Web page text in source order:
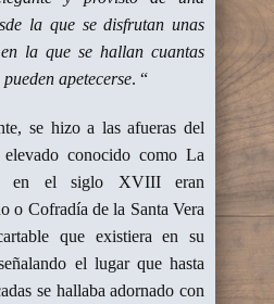
la que se disfrutan unas
la que se hallan cuantas
apetecerse. “
se hizo a las afueras del
conocido como La
en el siglo XVIII eran
o Cofradía de la Santa Vera
que existiera en su
el lugar que hasta
se hallaba adornado con